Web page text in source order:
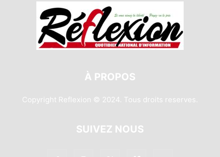
À PROPOS
Copyright Reflexion © 2024. Tous droits reserves.
SUIVEZ NOUS